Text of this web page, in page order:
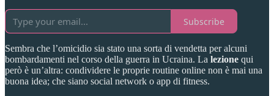
Subscribe
Sembra che l’omicidio sia stato una sorta di vendetta per alcuni
bombardamenti nel corso della guerra in Ucraina. La lezione qui
però è un’altra: condividere le proprie routine online non è mai una
buona idea; che siano social network o app di fitness.